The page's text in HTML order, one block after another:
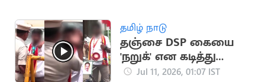
தமிழ் நாடு
தஞ்சை DSP கையை
'நறுக்' என கடித்து
வைத்த தவெக
Jul 11, 2026, 01:07 IST